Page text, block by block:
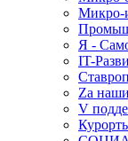
Микро-
Я -
IT-
Za
V